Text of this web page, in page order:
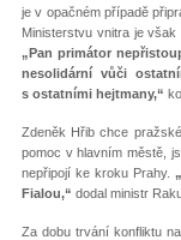
je v opačném případě
Ministerstvu vnitra je
„Pan primátor
nesolidární vůči
s ostatními hejtmany,“
Zdeněk Hřib chce
pomoc v hlavním městě,
nepřipojí ke kroku Prahy.
Fialou,“ dodal ministr
Za dobu trvání konfliktu